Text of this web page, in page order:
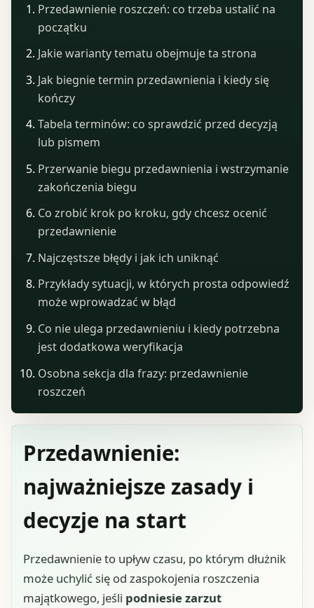
Przedawnienie:
najważniejsze zasady i
decyzje na start
Przedawnienie to upływ czasu, po którym dłużnik
może uchylić się od zaspokojenia roszczenia
majątkowego, jeśli podniesie zarzut
Przedawnienie roszczeń: co trzeba ustalić na
początku
Jakie warianty tematu obejmuje ta strona
Jak biegnie termin przedawnienia i kiedy się
kończy
Tabela terminów: co sprawdzić przed decyzją
lub pismem
Przerwanie biegu przedawnienia i wstrzymanie
zakończenia biegu
Co zrobić krok po kroku, gdy chcesz ocenić
przedawnienie
Najczęstsze błędy i jak ich uniknąć
Przykłady sytuacji, w których prosta odpowiedź
może wprowadzać w błąd
Co nie ulega przedawnieniu i kiedy potrzebna
jest dodatkowa weryfikacja
Osobna sekcja dla frazy: przedawnienie
roszczeń